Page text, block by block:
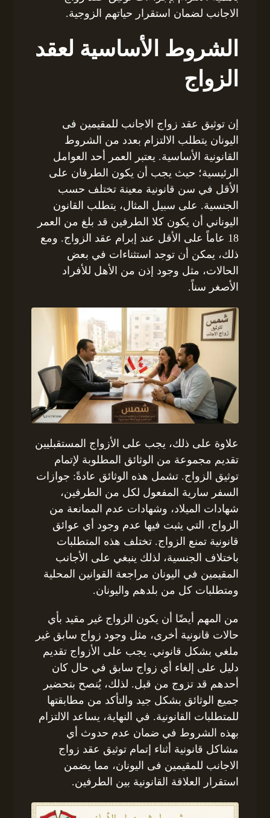
الاجانب لضمان استقرار حياتهم الزوجية.
الشروط الأساسية لعقد
الزواج
إن توثيق عقد زواج الاجانب للمقيمين فى
اليونان يتطلب الالتزام بعدد من الشروط
القانونية الأساسية. يعتبر العمر أحد العوامل
الرئيسية؛ حيث يجب أن يكون الطرفان على
الأقل في سن قانونية معينة تختلف حسب
الجنسية. على سبيل المثال، يتطلب القانون
اليوناني أن يكون كلا الطرفين قد بلغ من العمر
18 عاماً على الأقل عند إبرام عقد الزواج. ومع
ذلك، يمكن أن توجد استثناءات في بعض
الحالات، مثل وجود إذن من الأهل للأفراد
الأصغر سناً.
علاوة على ذلك، يجب على الأزواج المستقبليين
تقديم مجموعة من الوثائق المطلوبة لإتمام
توثيق الزواج. تشمل هذه الوثائق عادةً: جوازات
السفر سارية المفعول لكل من الطرفين،
شهادات الميلاد، وشهادات عدم الممانعة من
الزواج، التي يثبت فيها عدم وجود أي عوائق
قانونية تمنع الزواج. تختلف هذه المتطلبات
باختلاف الجنسية، لذلك ينبغي على الأجانب
المقيمين في اليونان مراجعة القوانين المحلية
ومتطلبات كل من بلدهم واليونان.
من المهم أيضًا أن يكون الزواج غير مقيد بأي
حالات قانونية أخرى، مثل وجود زواج سابق غير
ملغي بشكل قانوني. يجب على الأزواج تقديم
دليل على إلغاء أي زواج سابق في حال كان
أحدهم قد تزوج من قبل. لذلك، يُنصح بتحضير
جميع الوثائق بشكل جيد والتأكد من مطابقتها
للمتطلبات القانونية. في النهاية، يساعد الالتزام
بهذه الشروط في ضمان عدم حدوث أي
مشاكل قانونية أثناء إتمام توثيق عقد زواج
الاجانب للمقيمين فى اليونان، مما يضمن
استقرار العلاقة القانونية بين الطرفين.